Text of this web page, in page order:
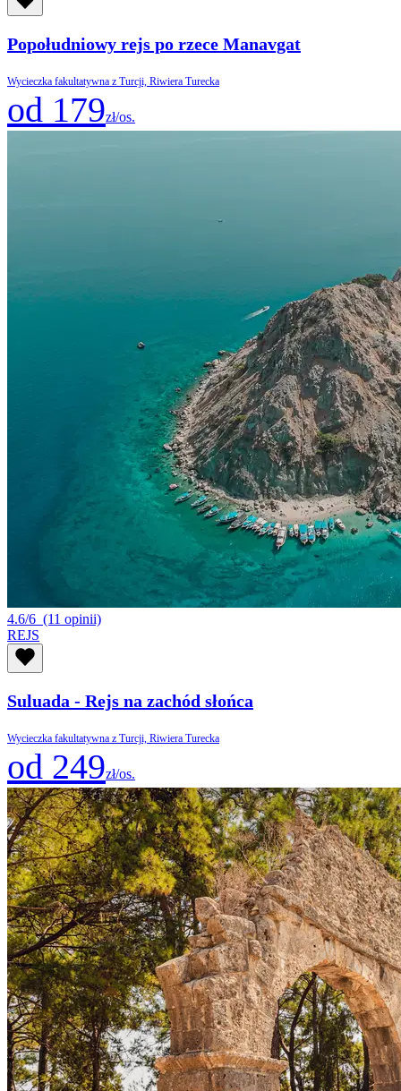
Popołudniowy rejs po rzece Manavgat
Wycieczka fakultatywna z Turcji, Riwiera Turecka
od 179zł/os.
4.6/6 (11 opinii)
REJS
Suluada - Rejs na zachód słońca
Wycieczka fakultatywna z Turcji, Riwiera Turecka
od 249zł/os.